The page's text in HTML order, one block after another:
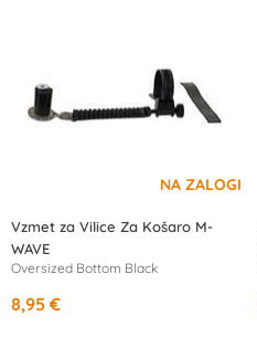
Vzmet za Vilice Za Košaro M-
WAVE
Oversized Bottom Black
8,95 €